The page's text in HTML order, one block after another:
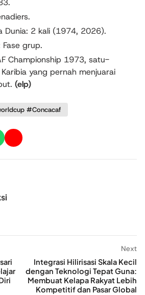
.
Dunia: 2 kali (1974, 2026).
grup.
Championship 1973, satu-
yang pernah menjuarai
(elp)
#Concacaf
Next
Integrasi Hilirisasi Skala Kecil
dengan Teknologi Tepat Guna:
Membuat Kelapa Rakyat Lebih
Kompetitif dan Pasar Global